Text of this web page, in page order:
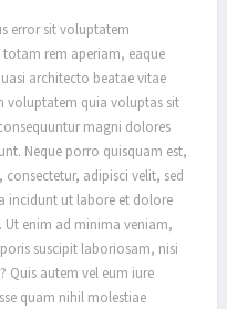
error sit voluptatem
rem aperiam, eaque
architecto beatae vitae
voluptatem quia voluptas sit
magni dolores
Neque porro quisquam est,
adipisci velit, sed
incidunt ut labore et dolore
enim ad minima veniam,
suscipit laboriosam, nisi
Quis autem vel eum iure
quam nihil molestiae